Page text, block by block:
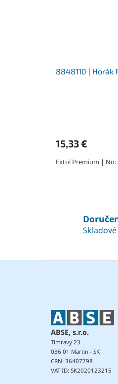
8848110 | Horák
15,33 €
Extol Premium | No:
ABSE, s.r.o.
Timravy 23
036 01 Martin - SK
CRN: 36407798
VAT ID: SK2020123215